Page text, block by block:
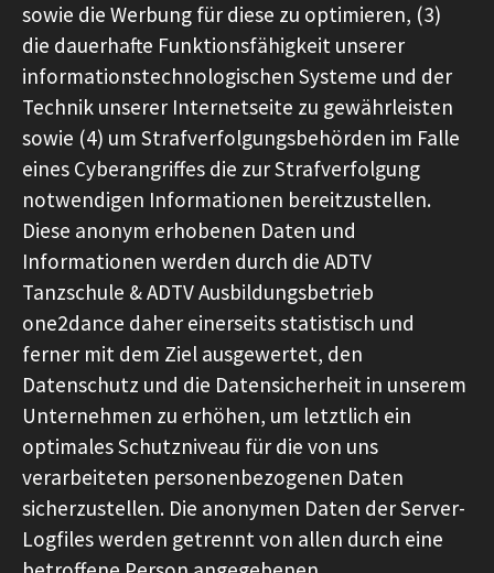
sowie die Werbung für diese zu optimieren, (3)
die dauerhafte Funktionsfähigkeit unserer
informationstechnologischen Systeme und der
Technik unserer Internetseite zu gewährleisten
sowie (4) um Strafverfolgungsbehörden im Falle
eines Cyberangriffes die zur Strafverfolgung
notwendigen Informationen bereitzustellen.
Diese anonym erhobenen Daten und
Informationen werden durch die ADTV
Tanzschule & ADTV Ausbildungsbetrieb
one2dance daher einerseits statistisch und
ferner mit dem Ziel ausgewertet, den
Datenschutz und die Datensicherheit in unserem
Unternehmen zu erhöhen, um letztlich ein
optimales Schutzniveau für die von uns
verarbeiteten personenbezogenen Daten
sicherzustellen. Die anonymen Daten der Server-
Logfiles werden getrennt von allen durch eine